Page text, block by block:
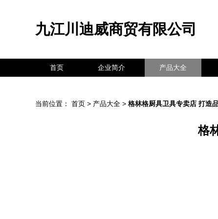
九江川迪威商贸有限公司
首页 企业简介 产品大全
当前位置： 首页 > 产品大全 > 格林格厨具卫具专卖店 打造
格